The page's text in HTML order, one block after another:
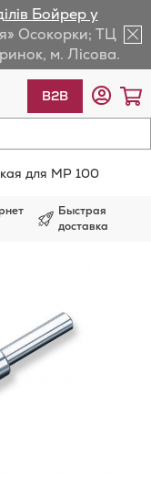
Бойрер у
Осокорки; ТЦ
м. Лісова.
B2B
для MP 100
Быстрая
доставка